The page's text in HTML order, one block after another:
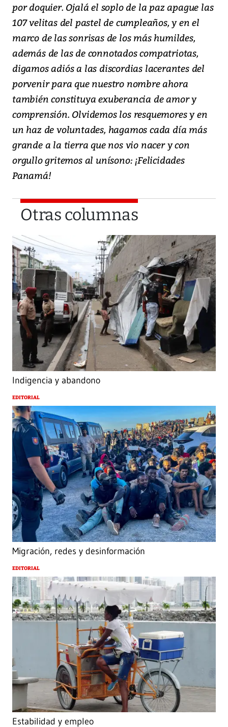
por doquier. Ojalá el soplo de la paz apague las
107 velitas del pastel de cumpleaños, y en el
marco de las sonrisas de los más humildes,
además de las de connotados compatriotas,
digamos adiós a las discordias lacerantes del
porvenir para que nuestro nombre ahora
también constituya exuberancia de amor y
comprensión. Olvidemos los resquemores y en
un haz de voluntades, hagamos cada día más
grande a la tierra que nos vio nacer y con
orgullo gritemos al unísono: ¡Felicidades
Panamá!
Otras columnas
Indigencia y abandono
EDITORIAL
Migración, redes y desinformación
EDITORIAL
Estabilidad y empleo